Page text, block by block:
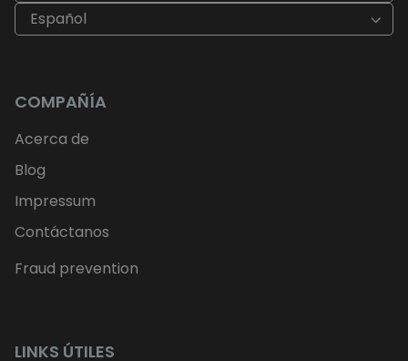
Español
COMPAÑÍA
Acerca de
Blog
Impressum
Contáctanos
Fraud prevention
LINKS ÚTILES